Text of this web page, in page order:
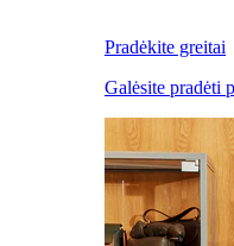
Pradėkite greitai
Galėsite pradėti